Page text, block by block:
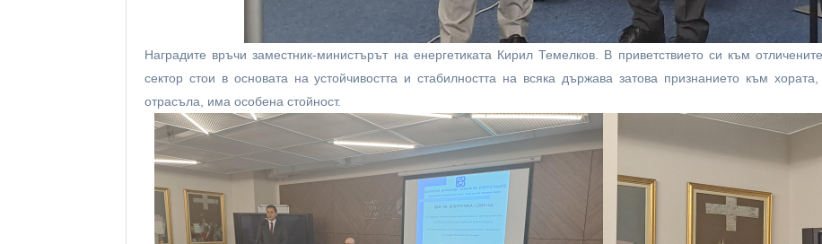
Наградите връчи заместник-министърът на енергетиката Кирил Темелков. В приветствието си към
сектор стои в основата на устойчивостта и стабилността на всяка държава затова признанието към
отрасъла, има особена стойност.